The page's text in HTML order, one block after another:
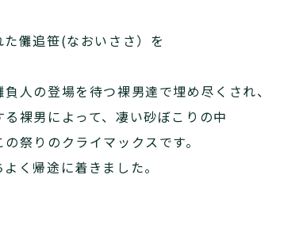
儺追笹(なおいささ）を
人の登場を待つ裸男達で埋め尽くされ、
裸男によって、凄い砂ぼこりの中
祭りのクライマックスです。
く帰途に着きました。